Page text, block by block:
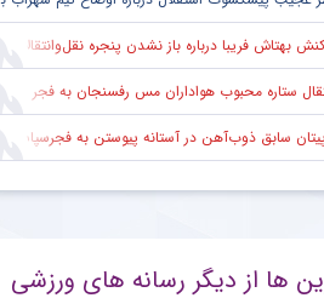
بهتاش فریبا درباره باز نشدن پنجره نقل‌وانتقالات استقلال
ستاره محبوب هواداران مس رفسنجان به فجر سپاسی شیراز
سابق ذوب‌آهن در آستانه پیوستن به فجرسپاسی شیراز
تند مدیرعامل سابق استقلال به مدیریت فعلی این باشگاه
ها از دیگر رسانه های ورزشی